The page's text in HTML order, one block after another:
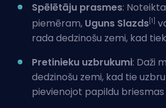
Spēlētāju prasmes:
piemēram, Uguns Slazds [1]
rada dedzinošu zemi, kad
Pretinieku uzbrukumi: Daži
dedzinošu zemi, kad tie
pievienojot papildu